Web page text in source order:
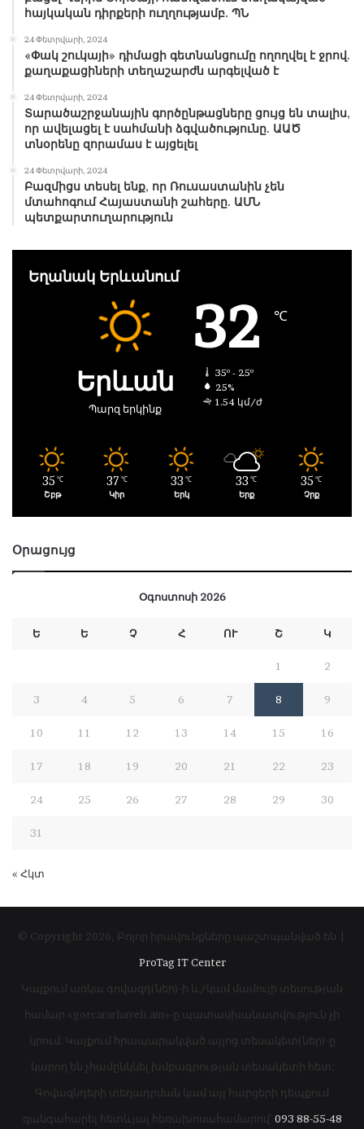
հայկական դիրքերի ուղղությամբ. ՊՆ
24 Փետրվարի, 2024
«Փակ շուկայի» դիմացի գետնանցումը ողողվել է ջրով.
քաղաքացիների տեղաշարժն արգելված է
24 Փետրվարի, 2024
Տարածաշրջանային գործընթացները ցույց են տալիս,
որ ավելացել է սահմանի ձգվածությունը. ԱԱԾ
տնօրենը զորամաս է այցելել
24 Փետրվարի, 2024
Բազմիցս տեսել ենք, որ Ռուսաստանին չեն
մտահոգում Հայաստանի շահերը. ԱՄՆ
պետքարտուղարություն
Եղանակ Երևանում
Երևան
Պարզ երկինք
32 ℃
35º - 25º
25%
1.54 կմ/ժ
35 ℃
Շբթ
37 ℃
Կիր
33 ℃
Երկ
33 ℃
Երք
35 ℃
Չրք
Օրացույց
Օգոստոսի 2026
Ե Ե Չ Հ ՈՒ Շ Կ
1 2
3 4 5 6 7 8 9
10 11 12 13 14 15 16
17 18 19 20 21 22 23
24 25 26 27 28 29 30
31
« Հկտ
© Copyright 2026, Բոլոր իրավունքները պաշտպանված են |
ProTag IT Center
Կայքում առկա գովազդ(ներ)-ի և/կամ մամուլի տեսության
համար «gorcararhayeli.am»-ը պատասխանատվություն չի
կրում: Կայքում հրապարակված այլոց տեսակետ(ներ)-ը
կարող են չհամընկնել խմբագրության տեսակետի հետ:
Գովազնդերի տեղադրման կամ այլ հարցերի դեպքում
զանգահարել հետևյալ հեռախոսահամարով՝ 093 88-55-48